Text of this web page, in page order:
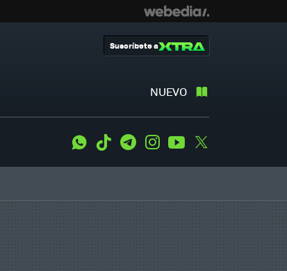
NUEVO
Suscríbete a
WhatsApp
Tiktok TelegramInstagramYoutube